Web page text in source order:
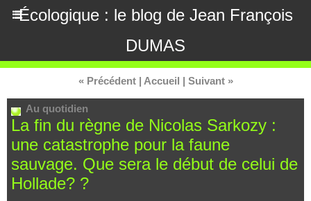
Écologique : le blog de Jean François
DUMAS
« Précédent | Accueil | Suivant »
Au quotidien
La fin du règne de Nicolas Sarkozy :
une catastrophe pour la faune
sauvage. Que sera le début de celui de
Hollade? ?